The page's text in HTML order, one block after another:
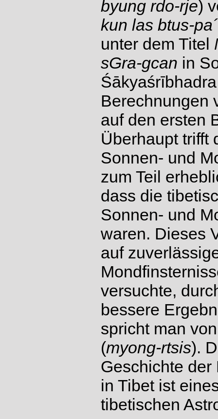
byung rdo-rje)
kun las btus-
unter dem Titel
sGra-gcan in
Berechnungen
auf den ersten
Überhaupt trifft
Sonnen- und
zum Teil
dass die
Sonnen- und
waren. Dieses
auf
versuchte,
bessere
spricht man
(myong-rtsis).
Geschichte
in Tibet ist
tibetischen